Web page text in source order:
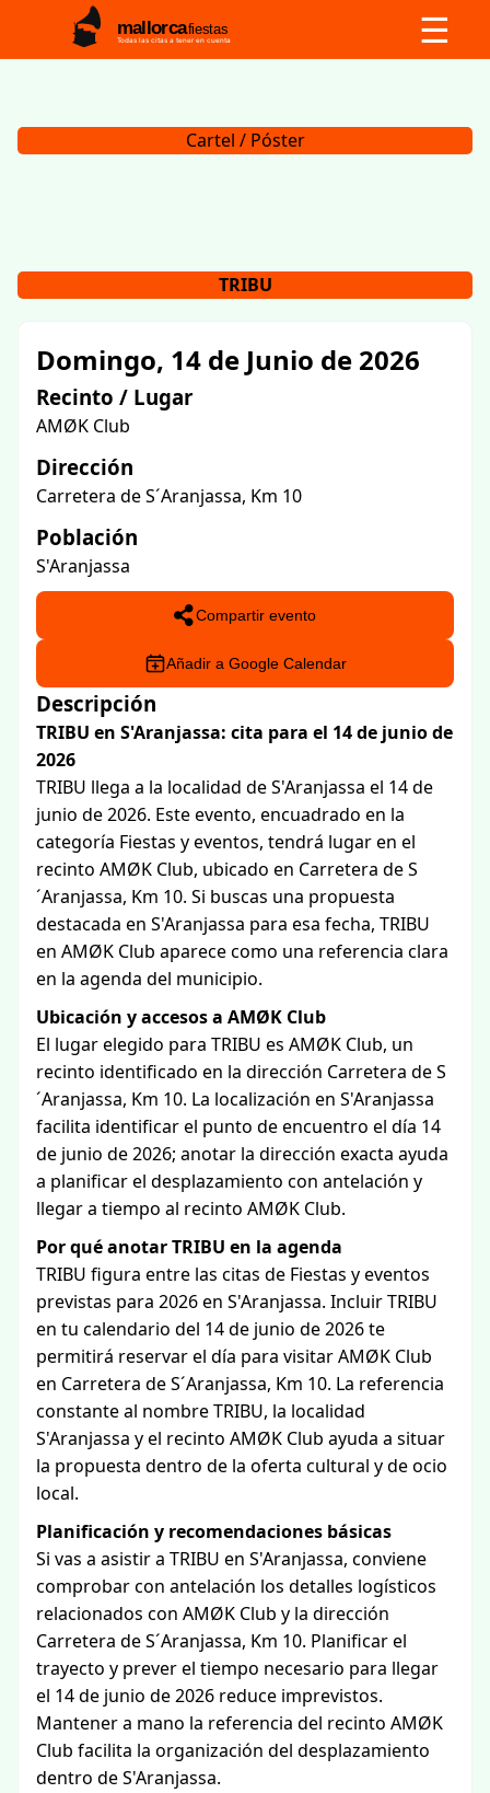
mallorcafiestas
Todas las citas a tener en cuenta ☰
Cartel / Póster
TRIBU
Domingo, 14 de Junio de 2026
Recinto / Lugar
AMØK Club
Dirección
Carretera de S´Aranjassa, Km 10
Población
S'Aranjassa
Compartir evento
Añadir a Google Calendar
Descripción
TRIBU en S'Aranjassa: cita para el 14 de junio de
2026
TRIBU llega a la localidad de S'Aranjassa el 14 de
junio de 2026. Este evento, encuadrado en la
categoría Fiestas y eventos, tendrá lugar en el
recinto AMØK Club, ubicado en Carretera de S
´Aranjassa, Km 10. Si buscas una propuesta
destacada en S'Aranjassa para esa fecha, TRIBU
en AMØK Club aparece como una referencia clara
en la agenda del municipio.
Ubicación y accesos a AMØK Club
El lugar elegido para TRIBU es AMØK Club, un
recinto identificado en la dirección Carretera de S
´Aranjassa, Km 10. La localización en S'Aranjassa
facilita identificar el punto de encuentro el día 14
de junio de 2026; anotar la dirección exacta ayuda
a planificar el desplazamiento con antelación y
llegar a tiempo al recinto AMØK Club.
Por qué anotar TRIBU en la agenda
TRIBU figura entre las citas de Fiestas y eventos
previstas para 2026 en S'Aranjassa. Incluir TRIBU
en tu calendario del 14 de junio de 2026 te
permitirá reservar el día para visitar AMØK Club
en Carretera de S´Aranjassa, Km 10. La referencia
constante al nombre TRIBU, la localidad
S'Aranjassa y el recinto AMØK Club ayuda a situar
la propuesta dentro de la oferta cultural y de ocio
local.
Planificación y recomendaciones básicas
Si vas a asistir a TRIBU en S'Aranjassa, conviene
comprobar con antelación los detalles logísticos
relacionados con AMØK Club y la dirección
Carretera de S´Aranjassa, Km 10. Planificar el
trayecto y prever el tiempo necesario para llegar
el 14 de junio de 2026 reduce imprevistos.
Mantener a mano la referencia del recinto AMØK
Club facilita la organización del desplazamiento
dentro de S'Aranjassa.